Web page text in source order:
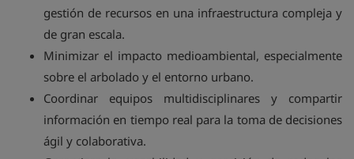
gestión de recursos en una infraestructura compleja y
de gran escala.
Minimizar el impacto medioambiental, especialmente
sobre el arbolado y el entorno urbano.
Coordinar equipos multidisciplinares y compartir
información en tiempo real para la toma de decisiones
ágil y colaborativa.